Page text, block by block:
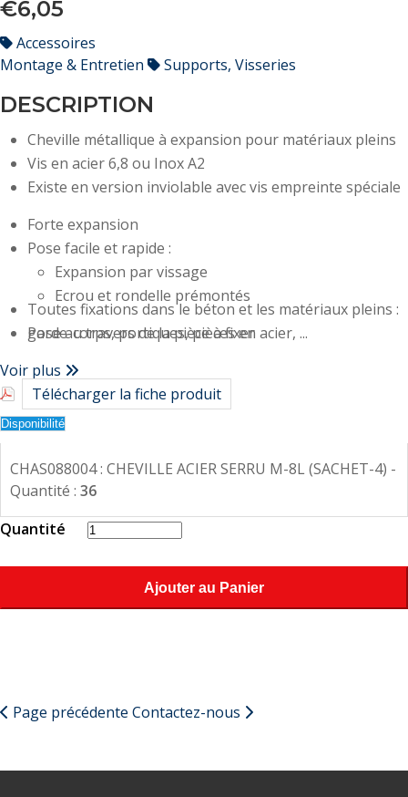
€6,05
Accessoires
Montage & Entretien
Supports, Visseries
DESCRIPTION
Cheville métallique à expansion pour matériaux pleins
Vis en acier 6,8 ou Inox A2
Existe en version inviolable avec vis empreinte spéciale
Forte expansion
Pose facile et rapide :
Expansion par vissage
Ecrou et rondelle prémontés
Pose au travers de la pièce à fixer
Toutes fixations dans le béton et les matériaux pleins :
garde-corps, portiques, pièces en acier, ...
Voir plus
Télécharger la fiche produit
Disponibilité
CHAS088004 : CHEVILLE ACIER SERRU M-8L (SACHET-4) -
Quantité : 36
Quantité
Ajouter au Panier
Page précédente Contactez-nous